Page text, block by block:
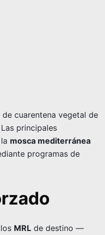
cuarentena vegetal de
principales
mosca mediterránea
programas de
MRL de destino —